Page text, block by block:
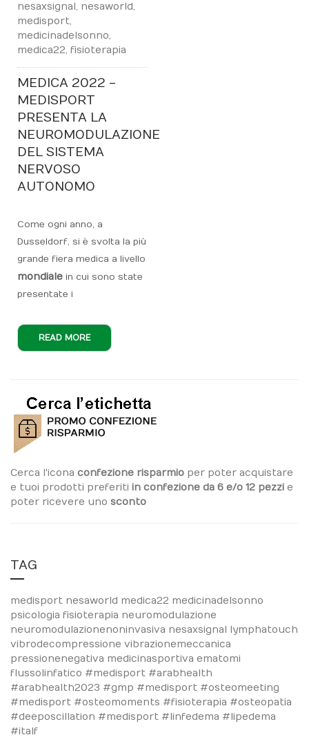
nesaxsignal, nesaworld,
medisport,
medicinadelsonno,
medica22, fisioterapia
MEDICA 2022 -
MEDISPORT
PRESENTA LA
NEUROMODULAZIONE
DEL SISTEMA
NERVOSO
AUTONOMO
Come ogni anno, a
Dusseldorf, si è svolta la più
grande fiera medica a livello
mondiale in cui sono state
presentate i
READ MORE
Cerca l'icona confezione risparmio per poter acquistare
e tuoi prodotti preferiti in confezione da 6 e/o 12 pezzi e
poter ricevere uno sconto
TAG
medisport nesaworld medica22 medicinadelsonno
psicologia fisioterapia neuromodulazione
neuromodulazionenoninvasiva nesaxsignal lymphatouch
vibrodecompressione vibrazionemeccanica
pressionenegativa medicinasportiva ematomi
flussolinfatico #medisport #arabhealth
#arabhealth2023 #gmp #medisport #osteomeeting
#medisport #osteomoments #fisioterapia #osteopatia
#deeposcillation #medisport #linfedema #lipedema
#italf